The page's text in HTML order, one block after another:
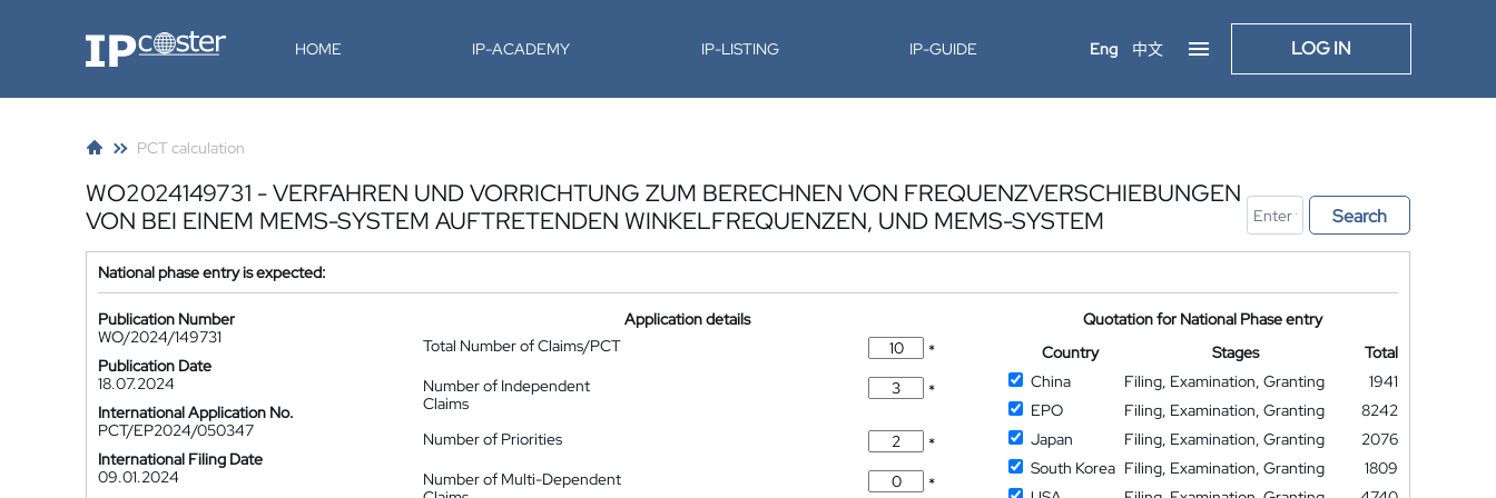
IP-Coster HOME IP-ACADEMY IP-LISTING IP-GUIDE Eng 中文 LOG IN
PCT calculation
WO2024149731 - VERFAHREN UND VORRICHTUNG ZUM BERECHNEN VON FREQUENZVERSCHIEBUNGEN
VON BEI EINEM MEMS-SYSTEM AUFTRETENDEN WINKELFREQUENZEN, UND MEMS-SYSTEM
Search
National phase entry is expected:
Publication Number
WO/2024/149731
Publication Date
18.07.2024
International Application No.
PCT/EP2024/050347
International Filing Date
09.01.2024
Application details
Total Number of Claims/PCT
*
Number of Independent
Claims
*
Number of Priorities
*
Number of Multi-Dependent
*
Quotation for National Phase entry
Country
Stages
Total
China
Filing, Examination, Granting
1941
EPO
Filing, Examination, Granting
8242
Japan
Filing, Examination, Granting
2076
South Korea Filing, Examination, Granting
1809